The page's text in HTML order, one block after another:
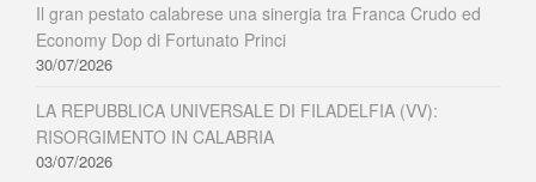
Il gran pestato calabrese una sinergia tra Franca Crudo ed
Economy Dop di Fortunato Princi
30/07/2026
LA REPUBBLICA UNIVERSALE DI FILADELFIA (VV):
RISORGIMENTO IN CALABRIA
03/07/2026